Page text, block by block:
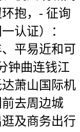
抱，- 征询
认证）：
平易近和可
钟曲连钱江
萧山国际机
去周边城
及商务出行